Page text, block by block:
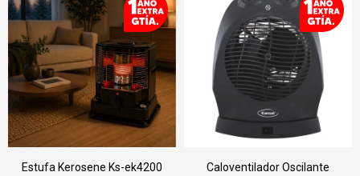
Estufa Kerosene Ks-ek4200
Caloventilador Oscilante